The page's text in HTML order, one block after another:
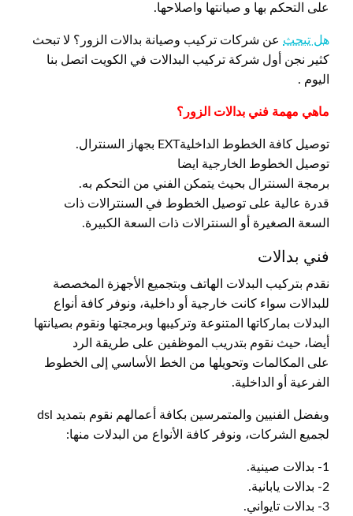
على التحكم بها و صيانتها واصلاحها.
هل تبحث عن شركات تركيب وصيانة بدالات الزور؟ لا تبحث
كثير نجن أول شركة تركيب البدالات في الكويت اتصل بنا
اليوم .
ماهي مهمة فني بدالات الزور؟
توصيل كافة الخطوط الداخليةEXT بجهاز السنترال.
توصيل الخطوط الخارجية ايضا
برمجة السنترال بحيث يتمكن الفني من التحكم به.
قدرة عالية على توصيل الخطوط في السنترالات ذات
السعة الصغيرة أو السنترالات ذات السعة الكبيرة.
فني بدالات
نقدم بتركيب البدلات الهاتف وبتجميع الأجهزة المخصصة
للبدالات سواء كانت خارجية أو داخلية، ونوفر كافة أنواع
البدلات بماركاتها المتنوعة وتركيبها وبرمجتها ونقوم بصيانتها
أيضا، حيث نقوم بتدريب الموظفين على طريقة الرد
على المكالمات وتحويلها من الخط الأساسي إلى الخطوط
الفرعية أو الداخلية.
وبفضل الفنيين والمتمرسين بكافة أعمالهم نقوم بتمديد dsl
لجميع الشركات، ونوفر كافة الأنواع من البدلات منها:
1- بدالات صينية.
2- بدالات يابانية.
3- بدالات تايواني.